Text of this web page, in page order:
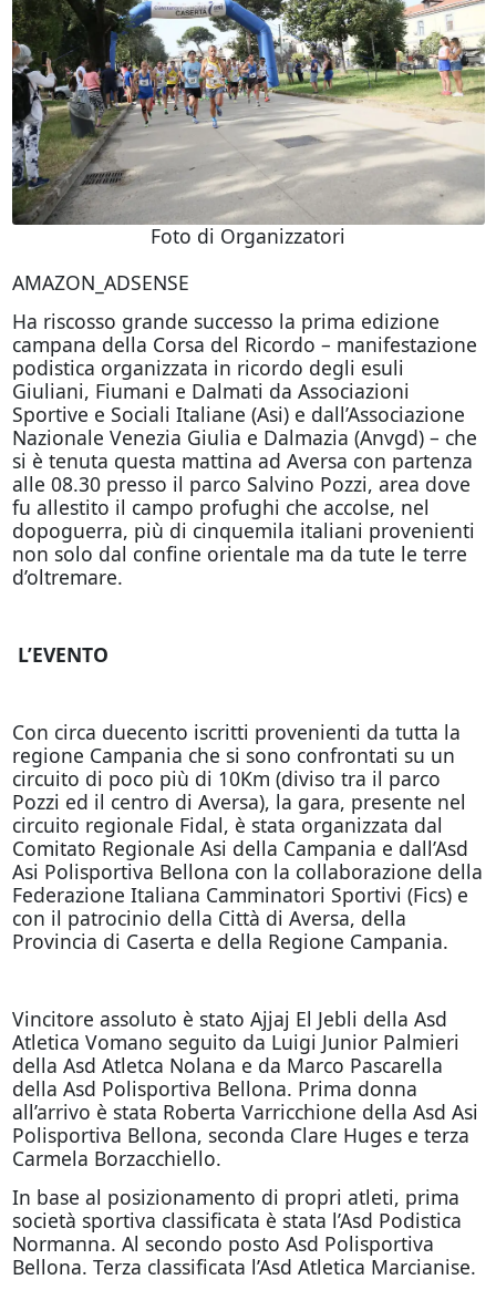
Foto di Organizzatori
AMAZON_ADSENSE
Ha riscosso grande successo la prima edizione
campana della Corsa del Ricordo – manifestazione
podistica organizzata in ricordo degli esuli
Giuliani, Fiumani e Dalmati da Associazioni
Sportive e Sociali Italiane (Asi) e dall’Associazione
Nazionale Venezia Giulia e Dalmazia (Anvgd) – che
si è tenuta questa mattina ad Aversa con partenza
alle 08.30 presso il parco Salvino Pozzi, area dove
fu allestito il campo profughi che accolse, nel
dopoguerra, più di cinquemila italiani provenienti
non solo dal confine orientale ma da tute le terre
d’oltremare.
L’EVENTO
Con circa duecento iscritti provenienti da tutta la
regione Campania che si sono confrontati su un
circuito di poco più di 10Km (diviso tra il parco
Pozzi ed il centro di Aversa), la gara, presente nel
circuito regionale Fidal, è stata organizzata dal
Comitato Regionale Asi della Campania e dall’Asd
Asi Polisportiva Bellona con la collaborazione della
Federazione Italiana Camminatori Sportivi (Fics) e
con il patrocinio della Città di Aversa, della
Provincia di Caserta e della Regione Campania.
Vincitore assoluto è stato Ajjaj El Jebli della Asd
Atletica Vomano seguito da Luigi Junior Palmieri
della Asd Atletca Nolana e da Marco Pascarella
della Asd Polisportiva Bellona. Prima donna
all’arrivo è stata Roberta Varricchione della Asd Asi
Polisportiva Bellona, seconda Clare Huges e terza
Carmela Borzacchiello.
In base al posizionamento di propri atleti, prima
società sportiva classificata è stata l’Asd Podistica
Normanna. Al secondo posto Asd Polisportiva
Bellona. Terza classificata l’Asd Atletica Marcianise.